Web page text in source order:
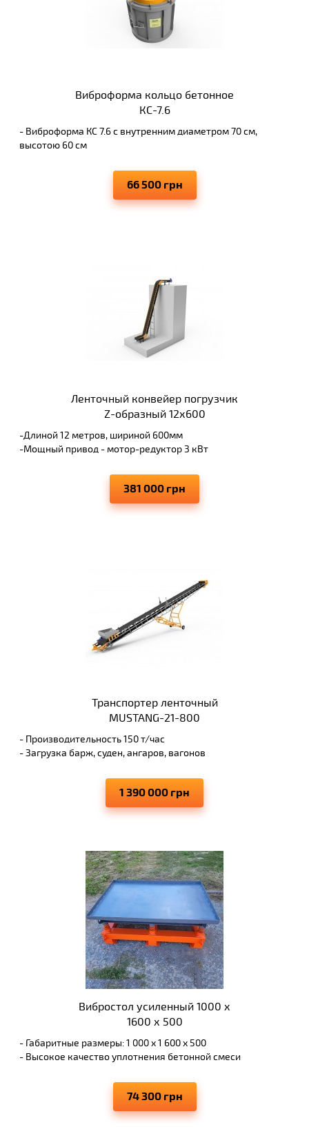
Виброформа кольцо бетонное
КС-7.6
66 500 грн
- Виброформа КС 7.6 с внутренним диаметром 70 см,
высотою 60 см
- Высокое качество уплотнения бетонной смеси
- Немедленная распалубка изделий
Ленточный конвейер погрузчик
Z-образный 12х600
381 000 грн
-Длиной 12 метров, шириной 600мм
-Мощный привод - мотор-редуктор 3 кВт
-Удерживающие ролики от схода ленты
-Надёжное оборудование и быстрые сроки производства
Транспортер ленточный
MUSTANG-21-800
1 390 000 грн
- Производительность 150 т/час
- Загрузка барж, суден, ангаров, вагонов
- Исключает просыпание перемещаемых материалов
Вибростол усиленный 1000 х
1600 х 500
74 300 грн
- Габаритные размеры: 1 000 х 1 600 х 500
- Высокое качество уплотнения бетонной смеси
- Превосходное соотношение цены и качества